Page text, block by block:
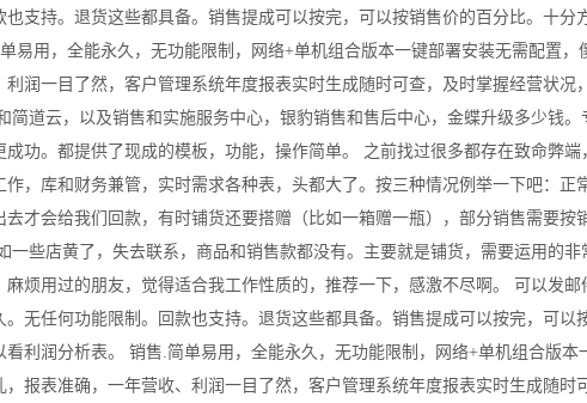
支持。退货这些都具备。销售提成可以按完，可以按销售价的百分比。十分
易用，全能永久，无功能限制，网络+单机组合版本一键部署安装无需配置，
润一目了然，客户管理系统年度报表实时生成随时可查，及时掌握经营状况
道云，以及销售和实施服务中心，银豹销售和售后中心，金蝶升级多少钱。
功。都提供了现成的模板，功能，操作简单。 之前找过很多都存在致命弊端
，库和财务兼管，实时需求各种表，头都大了。按三种情况例举一下吧：正
才会给我们回款，有时铺货还要搭赠（比如一箱赠一瓶），部分销售需要按
些店黄了，失去联系，商品和销售款都没有。主要就是铺货，需要运用的非
烦用过的朋友，觉得适合我工作性质的，推荐一下，感激不尽啊。 可以发邮
无任何功能限制。回款也支持。退货这些都具备。销售提成可以按完，可以
利润分析表。 销售.简单易用，全能永久，无功能限制，网络+单机组合版本
报表准确，一年营收、利润一目了然，客户管理系统年度报表实时生成随时